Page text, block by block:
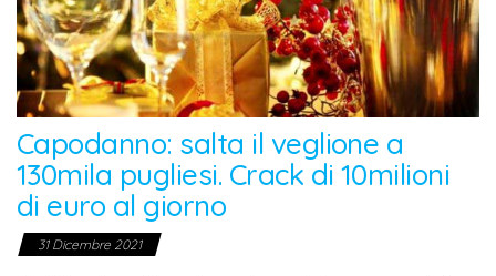
Capodanno: salta il veglione a
130mila pugliesi. Crack di 10milioni
di euro al giorno
31 Dicembre 2021